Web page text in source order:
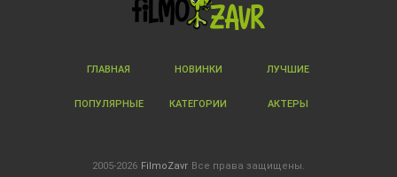
ГЛАВНАЯ НОВИНКИ ЛУЧШИЕ
ПОПУЛЯРНЫЕ КАТЕГОРИИ АКТЕРЫ
2005-2026 FilmoZavr Все права защищены.